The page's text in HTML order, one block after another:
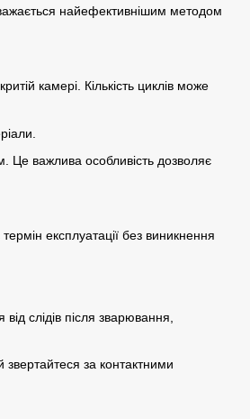
найефективнішим методом
камері. Кількість циклів може
Це важлива особливість дозволяє
експлуатації без виникнення
слідів після зварювання
за контактними